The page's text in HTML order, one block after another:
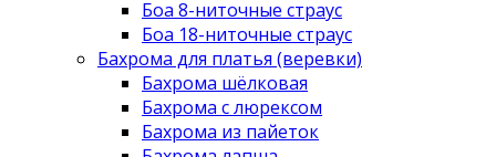
Боа 8-ниточные страус
Боа 18-ниточные страус
Бахрома для платья (веревки)
Бахрома шёлковая
Бахрома с люрексом
Бахрома из пайеток